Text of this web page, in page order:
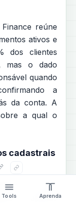
reúne
ativos e
dos clientes
mas o dado
quando
a
da conta. A
a qual o
cadastrais
é o risco
apenas
Tools Aprenda